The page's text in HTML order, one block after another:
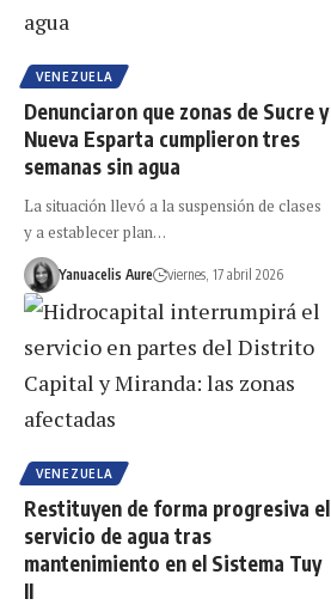
VENEZUELA
Denunciaron que zonas de Sucre y
Nueva Esparta cumplieron tres
semanas sin agua
La situación llevó a la suspensión de clases
y a establecer plan…
Yanuacelis Aure viernes, 17 abril 2026
VENEZUELA
Restituyen de forma progresiva el
servicio de agua tras
mantenimiento en el Sistema Tuy
II